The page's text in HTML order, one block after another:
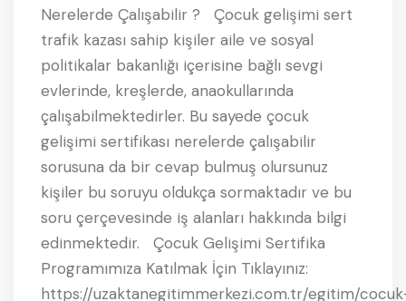
Nerelerde Çalışabilir ? Çocuk gelişimi sert
trafik kazası sahip kişiler aile ve sosyal
politikalar bakanlığı içerisine bağlı sevgi
evlerinde, kreşlerde, anaokullarında
çalışabilmektedirler. Bu sayede çocuk
gelişimi sertifikası nerelerde çalışabilir
sorusuna da bir cevap bulmuş olursunuz
kişiler bu soruyu oldukça sormaktadır ve bu
soru çerçevesinde iş alanları hakkında bilgi
edinmektedir. Çocuk Gelişimi Sertifika
Programımıza Katılmak İçin Tıklayınız:
https://uzaktanegitimmerkezi.com.tr/egitim/